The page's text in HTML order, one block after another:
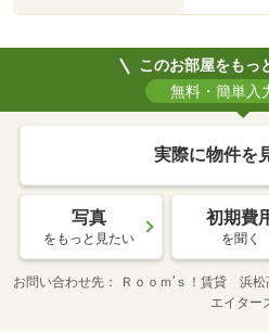
このお部屋をもっ
無料・簡単入
実際に物件を
写真
をもっと見たい
初期費
を聞く
お問い合わせ先
Ｒｏｏｍ’ｓ！賃貸 浜
エイター